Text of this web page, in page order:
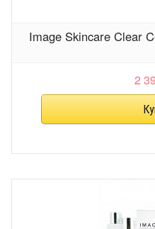
Image Skincare Clear
2